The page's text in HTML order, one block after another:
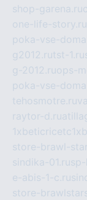
shop-garena.ru
one-life-story.ru
poka-vse-
g2012.rutst-1.ru
g-2012.ruops-
poka-vse-
tehosmotre.ru
raytor-d.ru
store-brawl-
sindika-01.ru
e-abis-1-c.ru
store-